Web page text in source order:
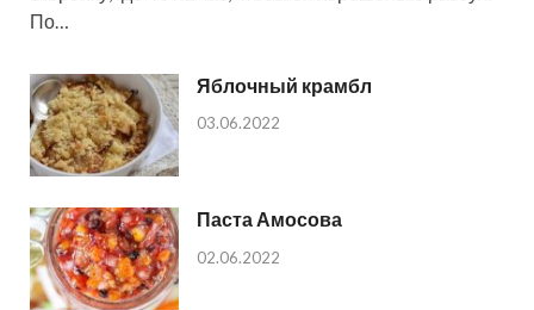
По…
Яблочный крамбл
03.06.2022
Паста Амосова
02.06.2022